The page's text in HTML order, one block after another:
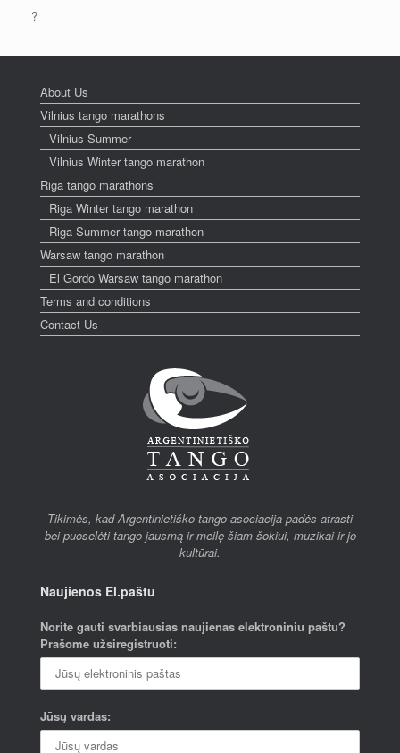
?
About Us
Vilnius tango marathons
Vilnius Summer
Vilnius Winter tango marathon
Riga tango marathons
Riga Winter tango marathon
Riga Summer tango marathon
Warsaw tango marathon
El Gordo Warsaw tango marathon
Terms and conditions
Contact Us
Tikimės, kad Argentinietiško tango asociacija padės atrasti
bei puoselėti tango jausmą ir meilę šiam šokiui, muzikai ir jo
kultūrai.
Naujienos El.paštu
Norite gauti svarbiausias naujienas elektroniniu paštu?
Prašome užsiregistruoti:
Jūsų vardas: